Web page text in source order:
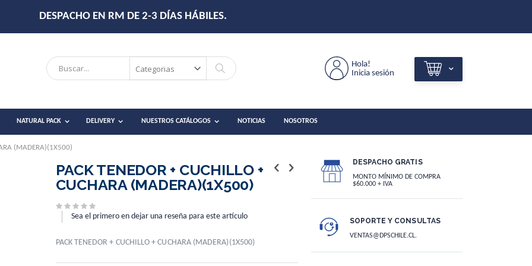
DESPACHO EN RM DE 2-3 DÍAS HÁBILES.
Search
Hola!
Inicia sesión
NATURAL PACK DELIVERY NUESTROS CATÁLOGOS NOTICIAS NOSOTROS
(MADERA)(1X500)
PACK TENEDOR + CUCHILLO +
CUCHARA (MADERA)(1X500)
Sea el primero en dejar una reseña para este artículo
PACK TENEDOR + CUCHILLO + CUCHARA (MADERA)(1X500)
DESPACHO GRATIS
MONTO MÍNIMO DE COMPRA
$60.000 + IVA
SOPORTE Y CONSULTAS
VENTAS@DPSCHILE.CL.